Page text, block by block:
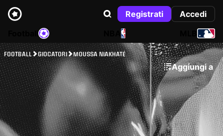
Registrati
Accedi
NBA
FOOTBALL GIOCATORI MOUSSA NIAKHATÉ
Aggiungi a